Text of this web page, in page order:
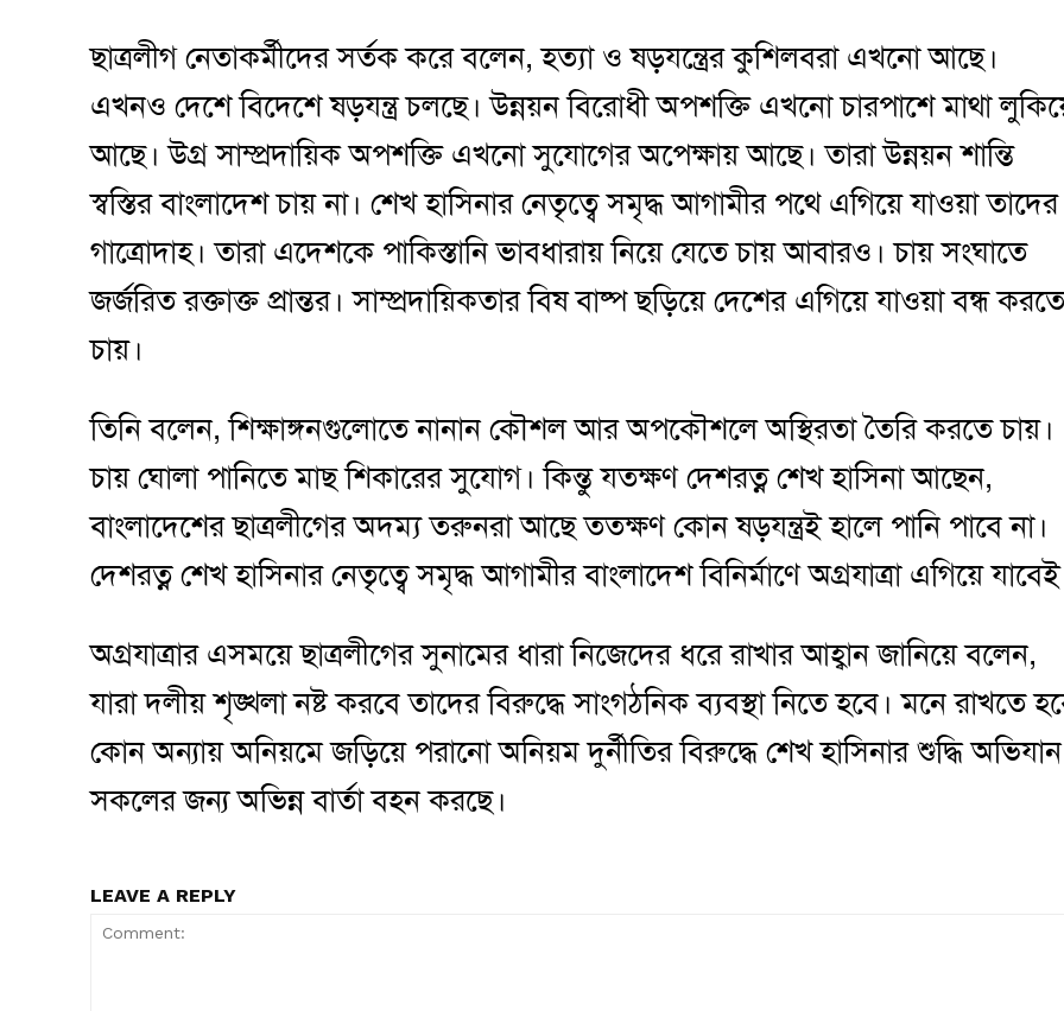
ছাত্রলীগ নেতাকর্মীদের সর্তক করে বলেন, হত্যা ও ষড়যন্ত্রের কুশিলবরা এখনো আছে।
এখনও দেশে বিদেশে ষড়যন্ত্র চলছে। উন্নয়ন বিরোধী অপশক্তি এখনো চারপাশে মাথা
আছে। উগ্র সাম্প্রদায়িক অপশক্তি এখনো সুযোগের অপেক্ষায় আছে। তারা উন্নয়ন শান্তি
স্বস্তির বাংলাদেশ চায় না। শেখ হাসিনার নেতৃত্বে সমৃদ্ধ আগামীর পথে এগিয়ে যাওয়া তাদের
গাত্রোদাহ। তারা এদেশকে পাকিস্তানি ভাবধারায় নিয়ে যেতে চায় আবারও। চায় সংঘাতে
জর্জরিত রক্তাক্ত প্রান্তর। সাম্প্রদায়িকতার বিষ বাষ্প ছড়িয়ে দেশের এগিয়ে যাওয়া বন্ধ করতে
চায়।
তিনি বলেন, শিক্ষাঙ্গনগুলোতে নানান কৌশল আর অপকৌশলে অস্থিরতা তৈরি করতে চায়।
চায় ঘোলা পানিতে মাছ শিকারের সুযোগ। কিন্তু যতক্ষণ দেশরত্ন শেখ হাসিনা আছেন,
বাংলাদেশের ছাত্রলীগের অদম্য তরুনরা আছে ততক্ষণ কোন ষড়যন্ত্রই হালে পানি পাবে না।
দেশরত্ন শেখ হাসিনার নেতৃত্বে সমৃদ্ধ আগামীর বাংলাদেশ বিনির্মাণে অগ্রযাত্রা এগিয়ে
অগ্রযাত্রার এসময়ে ছাত্রলীগের সুনামের ধারা নিজেদের ধরে রাখার আহ্বান জানিয়ে বলেন,
যারা দলীয় শৃঙ্খলা নষ্ট করবে তাদের বিরুদ্ধে সাংগঠনিক ব্যবস্থা নিতে হবে। মনে রাখতে
কোন অন্যায় অনিয়মে জড়িয়ে পরানো অনিয়ম দুর্নীতির বিরুদ্ধে শেখ হাসিনার শুদ্ধি অভিযান
সকলের জন্য অভিন্ন বার্তা বহন করছে।
LEAVE A REPLY